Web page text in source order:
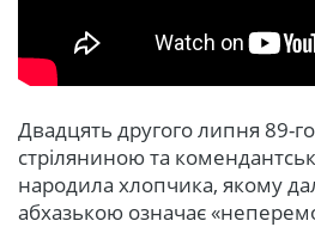
Двадцять другого липня 89-
стріляниною та
народила хлопчика, якому
абхазькою означає